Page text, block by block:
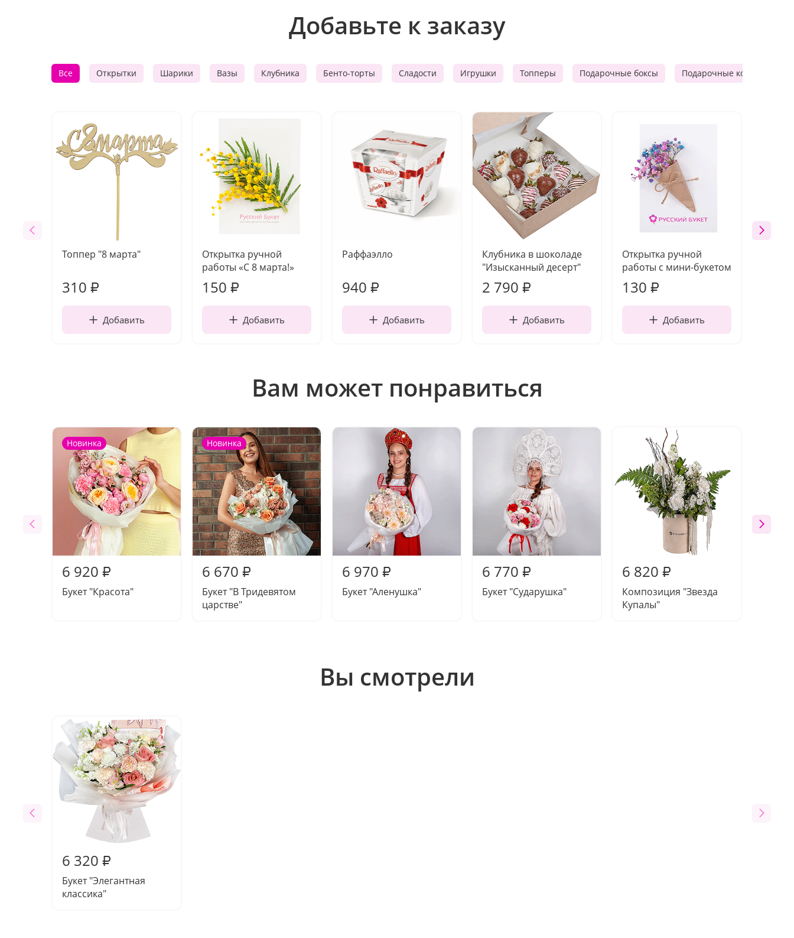
Добавьте к заказу
Все Открытки Шарики Вазы Клубника Бенто-торты Сладости Игрушки Топперы Подарочные боксы Подарочные корзины
Топпер "8 марта"
310 ₽
Добавить
Открытка ручной
работы «С 8 марта!»
150 ₽
Добавить
Раффаэлло
940 ₽
Добавить
Клубника в шоколаде
"Изысканный десерт"
2 790 ₽
Добавить
Открытка ручной
работы с мини-букетом
130 ₽
Добавить
Вам может понравиться
Новинка
6 920 ₽
Букет "Красота"
Новинка
6 670 ₽
Букет "В Тридевятом
царстве"
6 970 ₽
Букет "Аленушка"
6 770 ₽
Букет "Сударушка"
6 820 ₽
Композиция "Звезда
Купалы"
Вы смотрели
6 320 ₽
Букет "Элегантная
классика"